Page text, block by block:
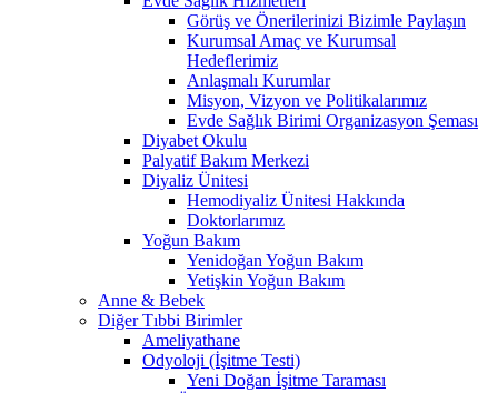
Görüş ve Önerilerinizi Bizimle Paylaşın
Kurumsal Amaç ve Kurumsal
Hedeflerimiz
Anlaşmalı Kurumlar
Misyon, Vizyon ve Politikalarımız
Evde Sağlık Birimi Organizasyon Şeması
Diyabet Okulu
Palyatif Bakım Merkezi
Diyaliz Ünitesi
Hemodiyaliz Ünitesi Hakkında
Doktorlarımız
Yoğun Bakım
Yenidoğan Yoğun Bakım
Yetişkin Yoğun Bakım
Anne & Bebek
Diğer Tıbbi Birimler
Ameliyathane
Odyoloji (İşitme Testi)
Yeni Doğan İşitme Taraması